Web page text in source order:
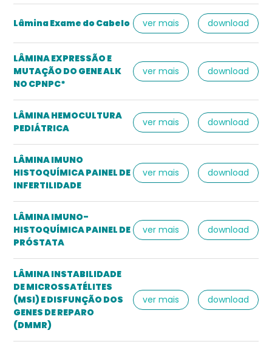
Lâmina Exame do Cabelo ver mais download
LÂMINA EXPRESSÃO E
MUTAÇÃO DO GENE ALK
NO CPNPC*
ver mais download
LÂMINA HEMOCULTURA
PEDIÁTRICA
ver mais download
LÂMINA IMUNO
HISTOQUÍMICA PAINEL DE
INFERTILIDADE
ver mais download
LÂMINA IMUNO-
HISTOQUÍMICA PAINEL DE
PRÓSTATA
ver mais download
LÂMINA INSTABILIDADE
DE MICROSSATÉLITES
(MSI) E DISFUNÇÃO DOS
GENES DE REPARO
(DMMR)
ver mais download